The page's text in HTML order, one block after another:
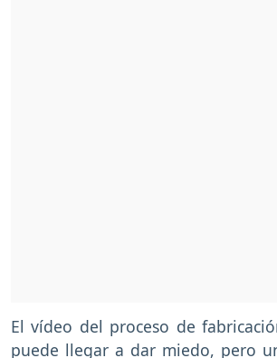
El vídeo del proceso de
puede llegar a dar miedo, pero